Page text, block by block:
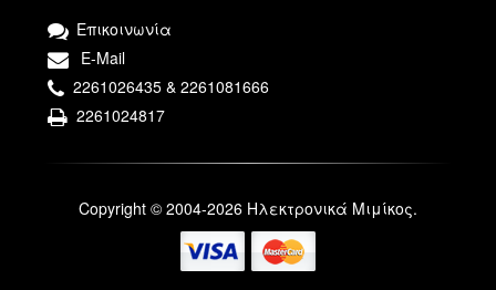
Επικοινωνία
E-Mail
2261026435 & 2261081666
2261024817
Copyright © 2004-2026 Ηλεκτρονικά Μιμίκος.